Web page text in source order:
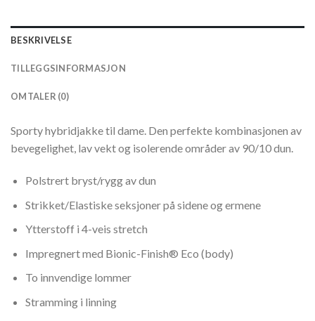
BESKRIVELSE
TILLEGGSINFORMASJON
OMTALER (0)
Sporty hybridjakke til dame. Den perfekte kombinasjonen av
bevegelighet, lav vekt og isolerende områder av 90/10 dun.
Polstrert bryst/rygg av dun
Strikket/Elastiske seksjoner på sidene og ermene
Ytterstoff i 4-veis stretch
Impregnert med Bionic-Finish® Eco (body)
To innvendige lommer
Stramming i linning